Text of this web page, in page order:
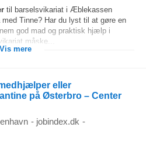
til barselsvikariat i Æblekassen
Tinne? Har du lyst til at gøre en
god mad og praktisk hjælp i
måske...
Vis mere
eller
på Østerbro – Center
- jobindex.dk -